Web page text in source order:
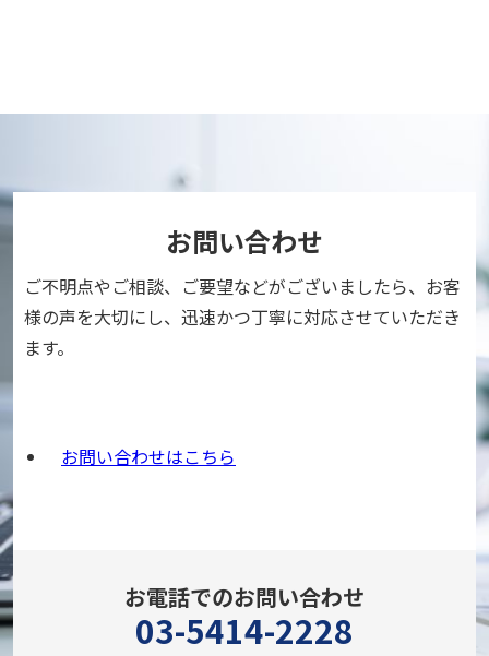
お問い合わせ
ご不明点やご相談、ご要望などがございましたら、 お客
様の声を大切にし、迅速かつ丁寧に対応させていただき
ます。
お問い合わせはこちら
お電話でのお問い合わせ
03-5414-2228